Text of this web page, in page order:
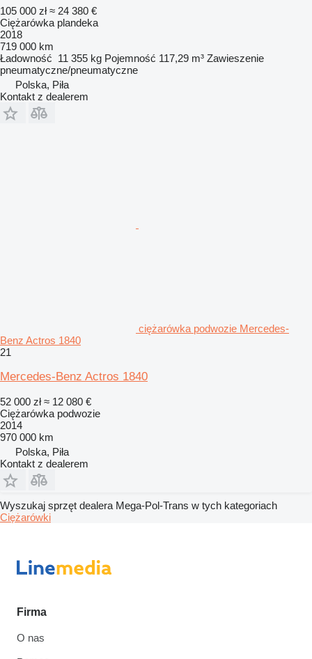
105 000 zł ≈ 24 380 €
Ciężarówka plandeka
2018
719 000 km
Ładowność 11 355 kg Pojemność 117,29 m³ Zawieszenie
pneumatyczne/pneumatyczne
Polska, Piła
Kontakt z dealerem
ciężarówka podwozie Mercedes-
Benz Actros 1840
21
Mercedes-Benz Actros 1840
52 000 zł ≈ 12 080 €
Ciężarówka podwozie
2014
970 000 km
Polska, Piła
Kontakt z dealerem
Wyszukaj sprzęt dealera Mega-Pol-Trans w tych kategoriach
Ciężarówki
Firma
O nas